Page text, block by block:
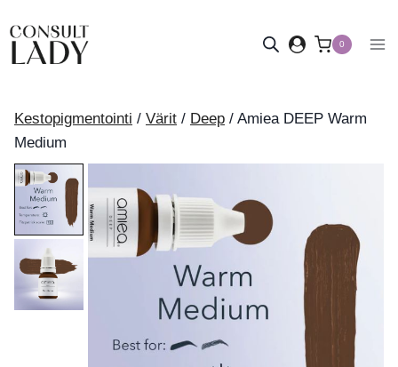
sisältöön
0
Kestopigmentointi / Värit / Deep / Amiea DEEP Warm
Medium